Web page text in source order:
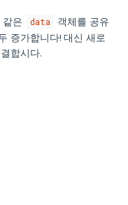
같은 data
객체를 공유
증가합니다! 대신 새로
합시다.